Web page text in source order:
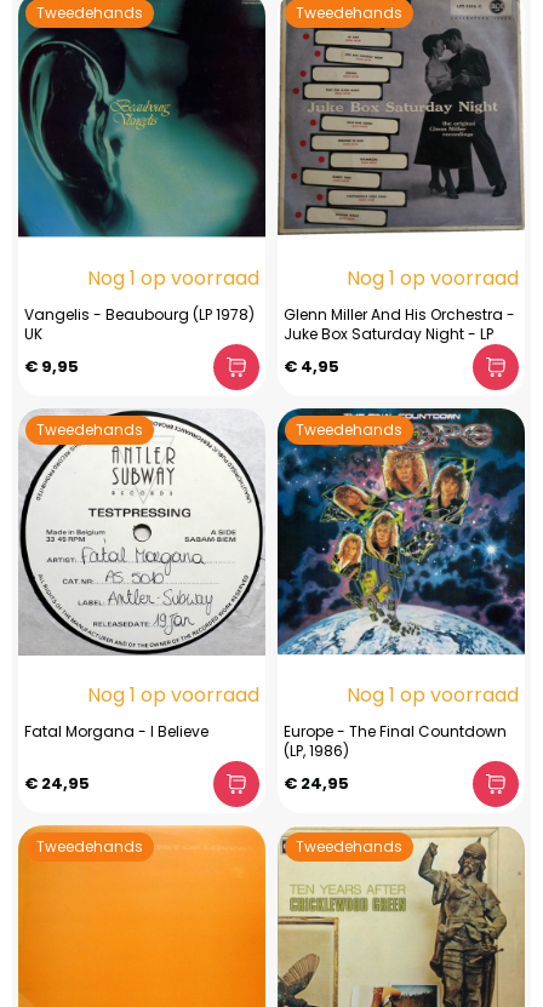
Tweedehands
Nog 1 op voorraad
Vangelis - Beaubourg (LP 1978)
UK
€ 9,95
Tweedehands
Nog 1 op voorraad
Glenn Miller And His Orchestra -
Juke Box Saturday Night - LP
€ 4,95
Tweedehands
Nog 1 op voorraad
Fatal Morgana - I Believe
€ 24,95
Tweedehands
Nog 1 op voorraad
Europe - The Final Countdown
(LP, 1986)
€ 24,95
Tweedehands Tweedehands